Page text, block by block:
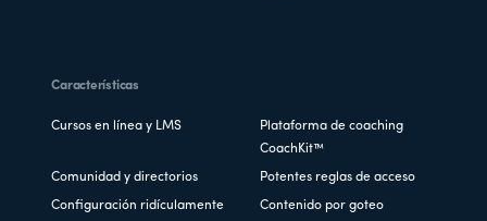
Características
Cursos en línea y LMS
Plataforma de coaching
CoachKit™
Comunidad y directorios Potentes reglas de acceso
Configuración ridículamente
Contenido por goteo